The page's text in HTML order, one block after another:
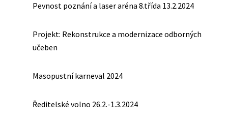
Pevnost poznání a laser aréna 8.třída 13.2.2024
Projekt: Rekonstrukce a modernizace odborných
učeben
Masopustní karneval 2024
Ředitelské volno 26.2.-1.3.2024